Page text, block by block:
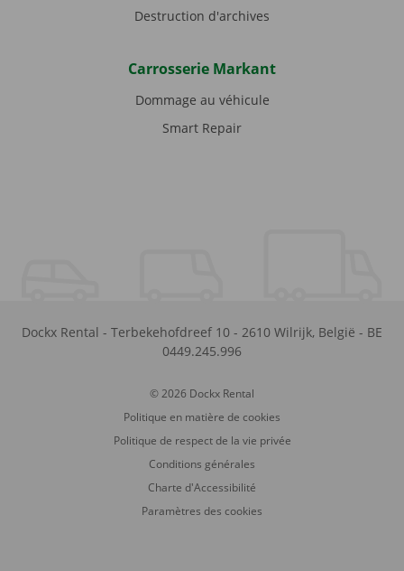
Destruction d'archives
Carrosserie Markant
Dommage au véhicule
Smart Repair
Dockx Rental - Terbekehofdreef 10 - 2610 Wilrijk, België - BE
0449.245.996
© 2026 Dockx Rental
Politique en matière de cookies
Politique de respect de la vie privée
Conditions générales
Charte d'Accessibilité
Paramètres des cookies